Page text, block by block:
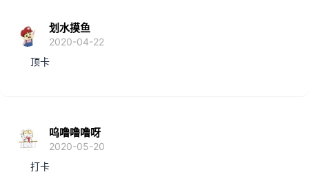
划水摸鱼
2020-04-22
顶卡
呜噜噜噜呀
2020-05-20
打卡